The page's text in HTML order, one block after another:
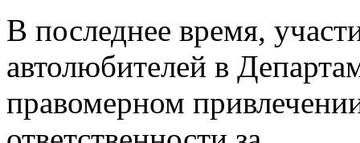
В последнее время,
автолюбителей в
правомерном